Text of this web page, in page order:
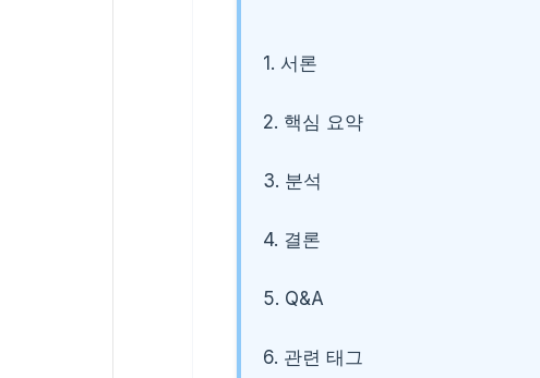
1. 서론
2. 핵심 요약
3. 분석
4. 결론
5. Q&A
6. 관련 태그